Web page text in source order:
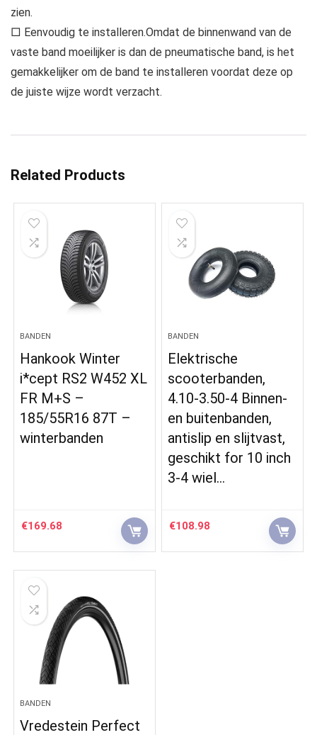
zien.
□ Eenvoudig te installeren.Omdat de binnenwand van de
vaste band moeilijker is dan de pneumatische band, is het
gemakkelijker om de band te installeren voordat deze op
de juiste wijze wordt verzacht.
Related Products
BANDEN
Hankook Winter
i*cept RS2 W452 XL
FR M+S –
185/55R16 87T –
winterbanden
€169.68
BANDEN
Elektrische
scooterbanden,
4.10-3.50-4 Binnen-
en buitenbanden,
antislip en slijtvast,
geschikt for 10 inch
3-4 wiel…
€108.98
BANDEN
Vredestein Perfect